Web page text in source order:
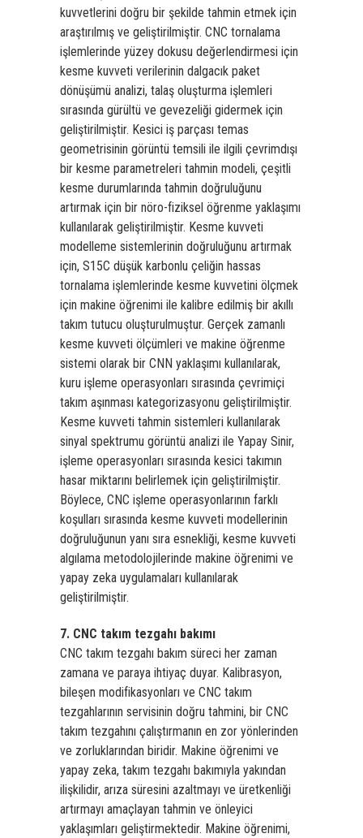
kuvvetlerini doğru bir şekilde tahmin etmek için
araştırılmış ve geliştirilmiştir. CNC tornalama
işlemlerinde yüzey dokusu değerlendirmesi için
kesme kuvveti verilerinin dalgacık paket
dönüşümü analizi, talaş oluşturma işlemleri
sırasında gürültü ve gevezeliği gidermek için
geliştirilmiştir. Kesici iş parçası temas
geometrisinin görüntü temsili ile ilgili çevrimdışı
bir kesme parametreleri tahmin modeli, çeşitli
kesme durumlarında tahmin doğruluğunu
artırmak için bir nöro-fiziksel öğrenme yaklaşımı
kullanılarak geliştirilmiştir. Kesme kuvveti
modelleme sistemlerinin doğruluğunu artırmak
için, S15C düşük karbonlu çeliğin hassas
tornalama işlemlerinde kesme kuvvetini ölçmek
için makine öğrenimi ile kalibre edilmiş bir akıllı
takım tutucu oluşturulmuştur. Gerçek zamanlı
kesme kuvveti ölçümleri ve makine öğrenme
sistemi olarak bir CNN yaklaşımı kullanılarak,
kuru işleme operasyonları sırasında çevrimiçi
takım aşınması kategorizasyonu geliştirilmiştir.
Kesme kuvveti tahmin sistemleri kullanılarak
sinyal spektrumu görüntü analizi ile Yapay Sinir,
işleme operasyonları sırasında kesici takımın
hasar miktarını belirlemek için geliştirilmiştir.
Böylece, CNC işleme operasyonlarının farklı
koşulları sırasında kesme kuvveti modellerinin
doğruluğunun yanı sıra esnekliği, kesme kuvveti
algılama metodolojilerinde makine öğrenimi ve
yapay zeka uygulamaları kullanılarak
geliştirilmiştir.
7. CNC takım tezgahı bakımı
CNC takım tezgahı bakım süreci her zaman
zamana ve paraya ihtiyaç duyar. Kalibrasyon,
bileşen modifikasyonları ve CNC takım
tezgahlarının servisinin doğru tahmini, bir CNC
takım tezgahını çalıştırmanın en zor yönlerinden
ve zorluklarından biridir. Makine öğrenimi ve
yapay zeka, takım tezgahı bakımıyla yakından
ilişkilidir, arıza süresini azaltmayı ve üretkenliği
artırmayı amaçlayan tahmin ve önleyici
yaklaşımları geliştirmektedir. Makine öğrenimi,